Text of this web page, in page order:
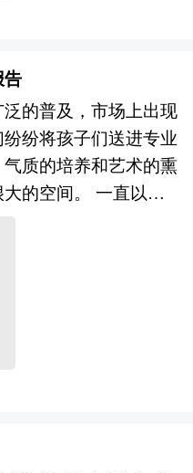
的基础信息以及棋牌
指标的情况、重点企
内容进行详细的阐述
务的发展进行详尽深
政策经济发展环境对
议进行分析。
团队在上千个重大项
功落地保驾护航。中
“全流程一体化”综合
划、定位策划、概念
城市设计、建筑设
模式设计、招商、投
场研究工具、理论和
、准确地把握整个研
行业的发展轨迹及多
务行业的内外部环
展状况、市场供需、
势、机会风险、发展
，并重点分析了我国
挑战，对研发服务行
审慎分析与预测。是
、投资企业准确了解
机会，正确制定企业
具参考价值！
告
的普及，市场上出现
纷将孩子们送进专业
质的培养和艺术的熏
的空间。 一直以
为是一门表演细腻、魅
轻盈的跳跃以及富有
梦幻般的艺术境界。
它拥有“舞蹈艺术皇
舞蹈已经得到广泛的
训班，家长们纷纷将
行形体的培训、气质
周密的市场调研基础